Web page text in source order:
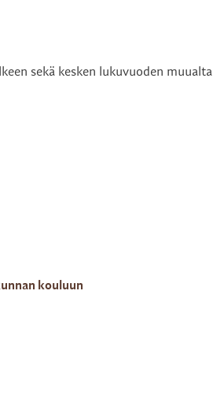
sekä kesken lukuvuoden muualta
kouluun